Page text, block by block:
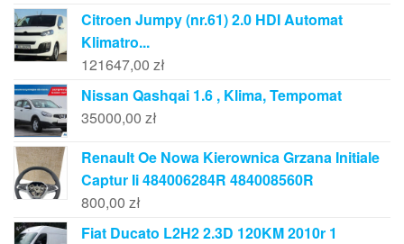
Citroen Jumpy (nr.61) 2.0 HDI Automat
Klimatro...
121647,00 zł
Nissan Qashqai 1.6 , Klima, Tempomat
35000,00 zł
Renault Oe Nowa Kierownica Grzana Initiale
Captur Ii 484006284R 484008560R
800,00 zł
Fiat Ducato L2H2 2.3D 120KM 2010r 1